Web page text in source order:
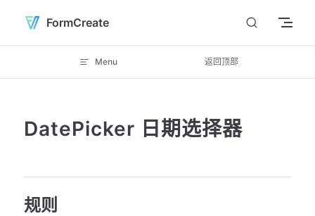
Skip to content
FormCreate
Menu 返回顶部
DatePicker 日期选择器
规则